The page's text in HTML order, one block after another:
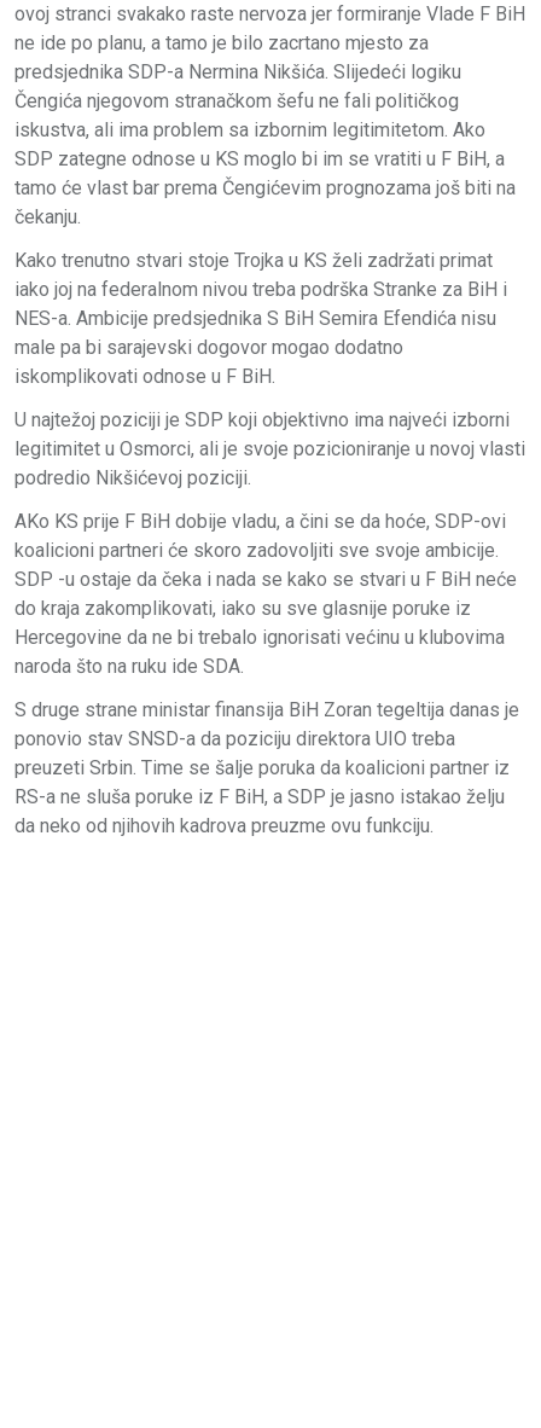
ovoj stranci svakako raste nervoza jer formiranje Vlade F BiH
ne ide po planu, a tamo je bilo zacrtano mjesto za
predsjednika SDP-a Nermina Nikšića. Slijedeći logiku
Čengića njegovom stranačkom šefu ne fali političkog
iskustva, ali ima problem sa izbornim legitimitetom. Ako
SDP zategne odnose u KS moglo bi im se vratiti u F BiH, a
tamo će vlast bar prema Čengićevim prognozama još biti na
čekanju.
Kako trenutno stvari stoje Trojka u KS želi zadržati primat
iako joj na federalnom nivou treba podrška Stranke za BiH i
NES-a. Ambicije predsjednika S BiH Semira Efendića nisu
male pa bi sarajevski dogovor mogao dodatno
iskomplikovati odnose u F BiH.
U najtežoj poziciji je SDP koji objektivno ima najveći izborni
legitimitet u Osmorci, ali je svoje pozicioniranje u novoj vlasti
podredio Nikšićevoj poziciji.
AKo KS prije F BiH dobije vladu, a čini se da hoće, SDP-ovi
koalicioni partneri će skoro zadovoljiti sve svoje ambicije.
SDP -u ostaje da čeka i nada se kako se stvari u F BiH neće
do kraja zakomplikovati, iako su sve glasnije poruke iz
Hercegovine da ne bi trebalo ignorisati većinu u klubovima
naroda što na ruku ide SDA.
S druge strane ministar finansija BiH Zoran tegeltija danas je
ponovio stav SNSD-a da poziciju direktora UIO treba
preuzeti Srbin. Time se šalje poruka da koalicioni partner iz
RS-a ne sluša poruke iz F BiH, a SDP je jasno istakao želju
da neko od njihovih kadrova preuzme ovu funkciju.